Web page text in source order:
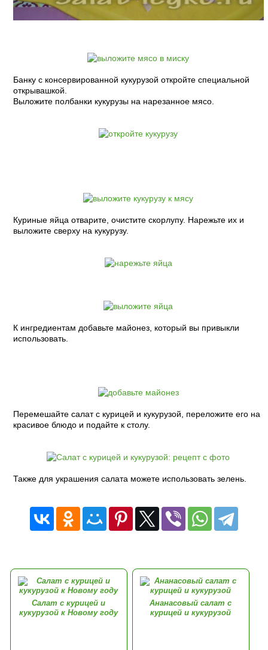
Банку с консервированной кукурузой откройте специальной
открывашкой.
Выложите полбанки кукурузы на нарезанное мясо.
Куриные яйца отварите, очистите скорлупу. Нарежьте их и
выложите сверху на кукурузу.
К ингредиентам добавьте майонез, который вы привыкли
использовать.
Перемешайте салат с курицей и кукурузой, переложите его на
красивое блюдо и подайте к столу.
Также для украшения салата можете использовать зелень.
Салат с курицей и
кукурузой к Новому году
Ананасовый салат с
курицей и кукурузой